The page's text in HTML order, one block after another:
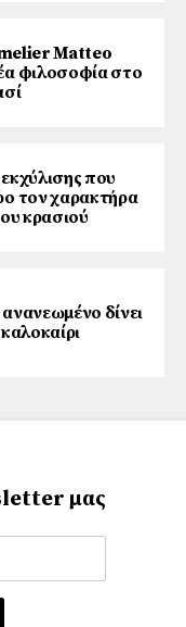
Matteo
φιλοσοφία στο
που
τον χαρακτήρα
κρασιού
δίνει
μας